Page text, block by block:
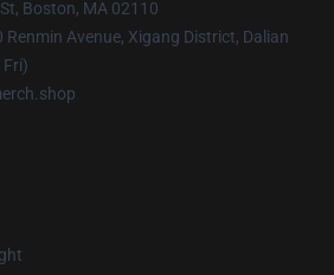
Boston, MA 02110
Renmin Avenue, Xigang District, Dalian